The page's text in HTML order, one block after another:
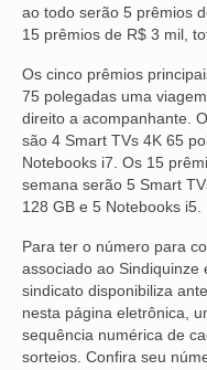
SÃO JOSÉ DO
SOROCABA
NOTÍCIAS
BOLETIM
VÍDEOS
CONVÊNIOS
SINDICALIZE-SE
JURÍDICO
ao todo serão 5 prêmios
15 prêmios de R$ 3 mil,
Os cinco prêmios
75 polegadas uma
direito a acompanhante.
são 4 Smart TVs 4K 65
Notebooks i7. Os 15
semana serão 5 Smart
128 GB e 5 Notebooks i5.
Para ter o número para
associado ao
sindicato disponibiliza
nesta página eletrônica,
sequência numérica de
sorteios. Confira seu